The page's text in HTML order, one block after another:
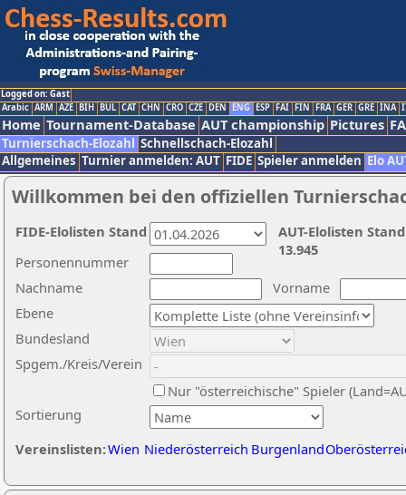
Logged on: Gast
Arabic ARM AZE BIH BUL CAT CHN CRO CZE DEN ENG ESP FAI FIN FRA GER GRE INA
Home Tournament-Database AUT championship Pictures
Turnierschach-Elozahl Schnellschach-Elozahl
Allgemeines Turnier anmelden: AUT FIDE Spieler anmelden Elo
Willkommen bei den offiziellen
Nachname
Vorname
Ebene
Sortierung
Personennummer
Bundesland
Spgem./Kreis/Verein
Nur "österreichische" Spieler
Vereinslisten:Wien Niederösterreich Burgenland
AUT-Elolisten
13.945
FIDE-Elolisten Stand